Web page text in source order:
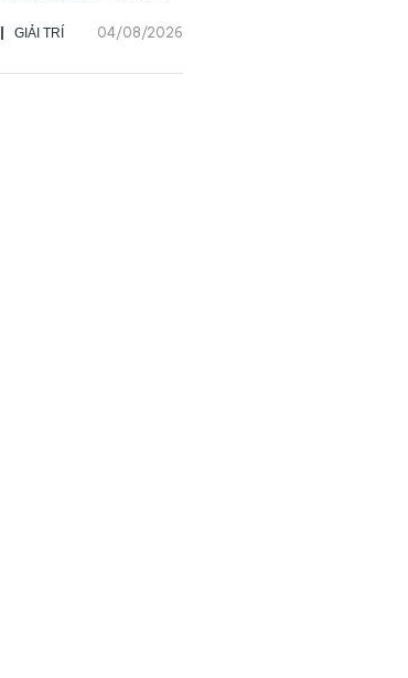
GIẢI TRÍ 04/08/2026
Go Eun chiến thắng
Daesang, niềm vui
nhân đôi của Park Bo